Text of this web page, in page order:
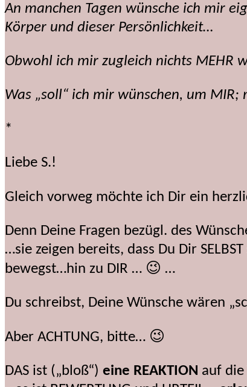
An manchen Tagen wünsche ich mir
Körper und dieser Persönlichkeit…
Obwohl ich mir zugleich nichts MEHR
Was „soll“ ich mir wünschen, um
*
Liebe S.!
Gleich vorweg möchte ich Dir ein
Denn Deine Fragen bezügl. des
…sie zeigen bereits, dass Du Dir
bewegst…hin zu DIR … 😉 …
Du schreibst, Deine Wünsche wären
Aber ACHTUNG, bitte… 😉
DAS ist („bloß“) eine REAKTION auf